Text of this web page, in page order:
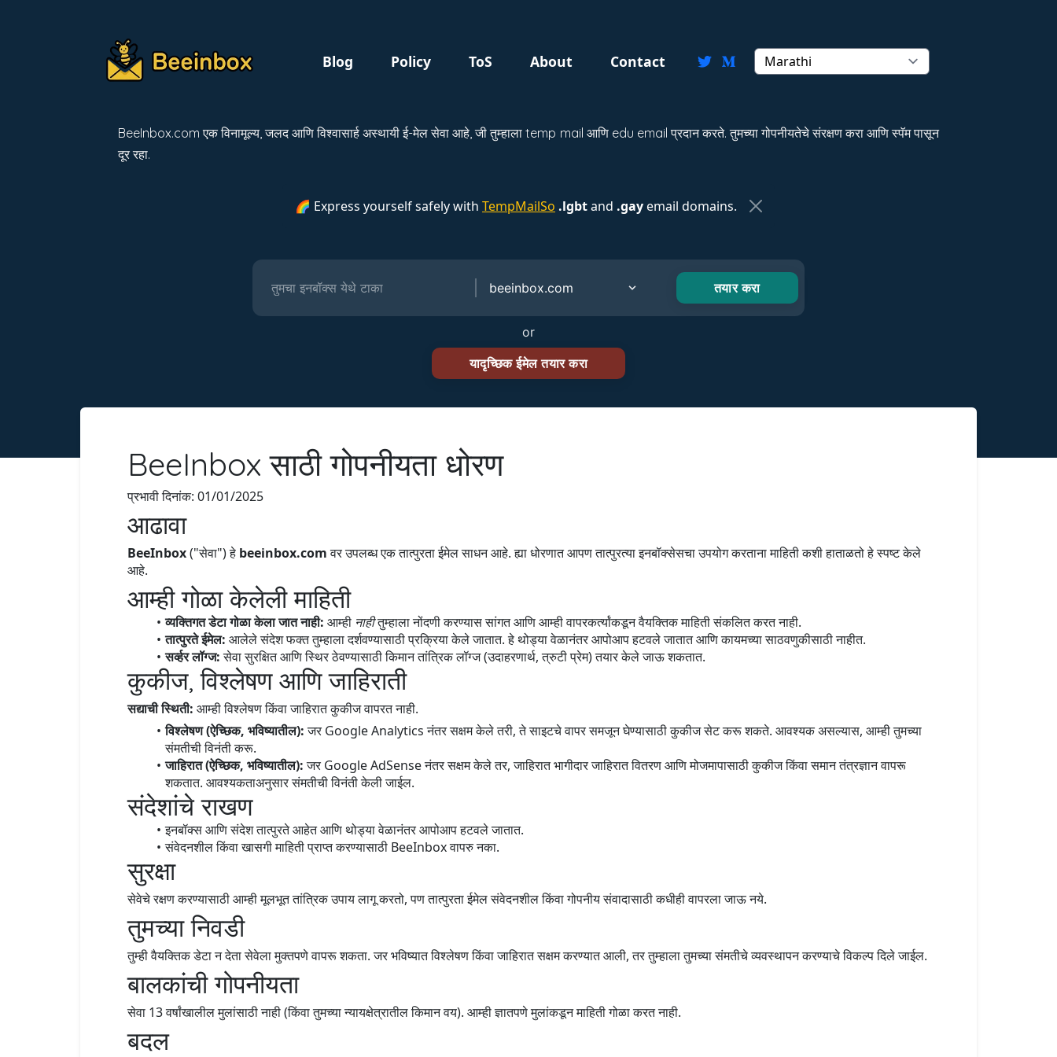
Blog Policy ToS About Contact
BeeInbox.com एक विनामूल्य, जलद आणि विश्वासार्ह अस्थायी ई-मेल सेवा आहे, जी तुम्हाला temp mail आणि edu email प्रदान करते. तुमच्या गोपनीयतेचे संरक्षण करा आणि स्पॅम पासून
दूर रहा.
🌈 Express yourself safely with TempMailSo .lgbtand .gayemail domains.
or
BeeInbox साठी गोपनीयता धोरण
प्रभावी दिनांक: 01/01/2025
आढावा
BeeInbox("सेवा") हे beeinbox.comवर उपलब्ध एक तात्पुरता ईमेल साधन आहे. ह्या धोरणात आपण तात्पुरत्या इनबॉक्सेसचा उपयोग करताना माहिती कशी हाताळतो हे स्पष्ट केले
आहे.
आम्ही गोळा केलेली माहिती
व्यक्तिगत डेटा गोळा केला जात नाही: आम्ही नाहीतुम्हाला नोंदणी करण्यास सांगत आणि आम्ही वापरकर्त्यांकडून वैयक्तिक माहिती संकलित करत नाही.
तात्पुरते ईमेल: आलेले संदेश फक्त तुम्हाला दर्शवण्यासाठी प्रक्रिया केले जातात. हे थोड्या वेळानंतर आपोआप हटवले जातात आणि कायमच्या साठवणुकीसाठी नाहीत.
सर्व्हर लॉग्ज:सेवा सुरक्षित आणि स्थिर ठेवण्यासाठी किमान तांत्रिक लॉग्ज (उदाहरणार्थ, त्रुटी प्रेम) तयार केले जाऊ शकतात.
कुकीज, विश्लेषण आणि जाहिराती
सद्याची स्थिती: आम्ही विश्लेषण किंवा जाहिरात कुकीज वापरत नाही.
विश्लेषण (ऐच्छिक, भविष्यातील):जर Google Analytics नंतर सक्षम केले तरी, ते साइटचे वापर समजून घेण्यासाठी कुकीज सेट करू शकते. आवश्यक असल्यास, आम्ही तुमच्या
संमतीची विनंती करू.
जाहिरात (ऐच्छिक, भविष्यातील):जर Google AdSense नंतर सक्षम केले तर, जाहिरात भागीदार जाहिरात वितरण आणि मोजमापासाठी कुकीज किंवा समान तंत्रज्ञान वापरू
शकतात. आवश्यकताअनुसार संमतीची विनंती केली जाईल.
संदेशांचे राखण
इनबॉक्स आणि संदेश तात्पुरते आहेत आणि थोड्या वेळानंतर आपोआप हटवले जातात.
संवेदनशील किंवा खासगी माहिती प्राप्त करण्यासाठी BeeInbox वापरु नका.
सुरक्षा
सेवेचे रक्षण करण्यासाठी आम्ही मूलभूत तांत्रिक उपाय लागू करतो, पण तात्पुरता ईमेल संवेदनशील किंवा गोपनीय संवादासाठी कधीही वापरला जाऊ नये.
तुमच्या निवडी
तुम्ही वैयक्तिक डेटा न देता सेवेला मुक्तपणे वापरू शकता. जर भविष्यात विश्लेषण किंवा जाहिरात सक्षम करण्यात आली, तर तुम्हाला तुमच्या संमतीचे व्यवस्थापन करण्याचे विकल्प दिले जाईल.
बालकांची गोपनीयता
सेवा 13 वर्षांखालील मुलांसाठी नाही (किंवा तुमच्या न्यायक्षेत्रातील किमान वय). आम्ही ज्ञातपणे मुलांकडून माहिती गोळा करत नाही.
बदल